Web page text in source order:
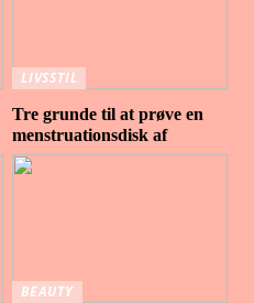
LIVSSTIL
Tre grunde til at prøve en
menstruationsdisk af
BEAUTY